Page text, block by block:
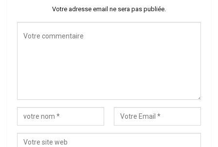
Votre adresse email ne sera pas publiée.